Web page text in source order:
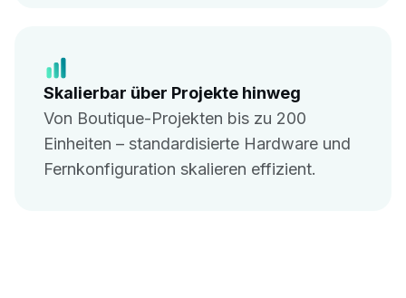
Skalierbar über Projekte hinweg
Von Boutique-Projekten bis zu 200
Einheiten – standardisierte Hardware und
Fernkonfiguration skalieren effizient.